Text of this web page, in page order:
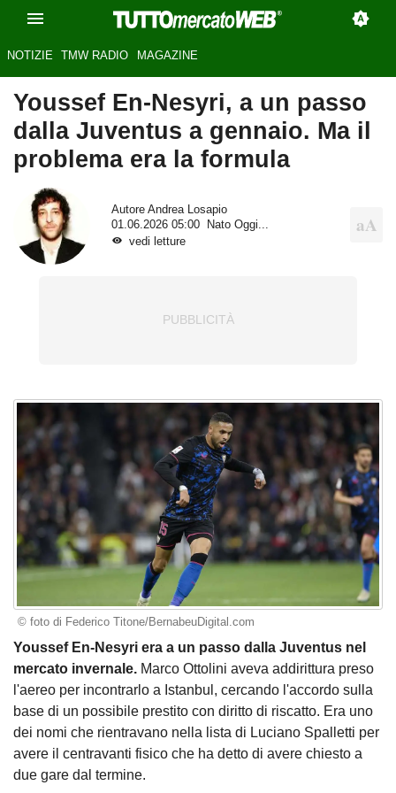
NOTIZIE TMW RADIO MAGAZINE
Youssef En-Nesyri, a un passo
dalla Juventus a gennaio. Ma il
problema era la formula
Autore Andrea Losapio
01.06.2026 05:00
Nato Oggi...
vedi letture
© foto di Federico Titone/BernabeuDigital.com
Youssef En-Nesyri era a un passo dalla Juventus nel
mercato invernale. Marco Ottolini aveva addirittura preso
l'aereo per incontrarlo a Istanbul, cercando l'accordo sulla
base di un possibile prestito con diritto di riscatto. Era uno
dei nomi che rientravano nella lista di Luciano Spalletti per
avere il centravanti fisico che ha detto di avere chiesto a
due gare dal termine.